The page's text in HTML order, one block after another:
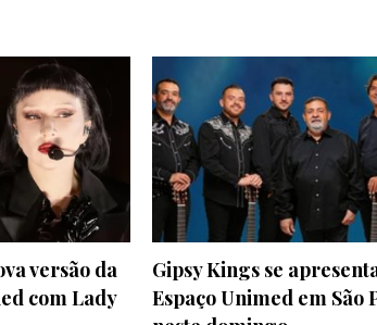
versão da
com Lady
Gipsy Kings se
Espaço Unimed em São